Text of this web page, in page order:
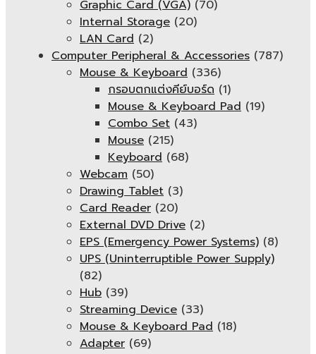
Graphic Card (VGA) (70)
Internal Storage (20)
LAN Card (2)
Computer Peripheral & Accessories (787)
Mouse & Keyboard (336)
กรอบตกแต่งคีย์บอร์ด (1)
Mouse & Keyboard Pad (19)
Combo Set (43)
Mouse (215)
Keyboard (68)
Webcam (50)
Drawing Tablet (3)
Card Reader (20)
External DVD Drive (2)
EPS (Emergency Power Systems) (8)
UPS (Uninterruptible Power Supply)
(82)
Hub (39)
Streaming Device (33)
Mouse & Keyboard Pad (18)
Adapter (69)